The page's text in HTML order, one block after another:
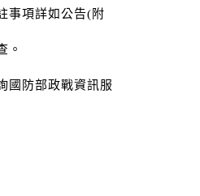
事項詳如公告(附
。
國防部政戰資訊服